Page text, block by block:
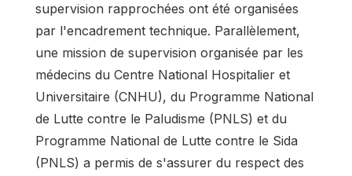
supervision rapprochées ont été organisées
par l'encadrement technique. Parallèlement,
une mission de supervision organisée par les
médecins du Centre National Hospitalier et
Universitaire (CNHU), du Programme National
de Lutte contre le Paludisme (PNLS) et du
Programme National de Lutte contre le Sida
(PNLS) a permis de s'assurer du respect des